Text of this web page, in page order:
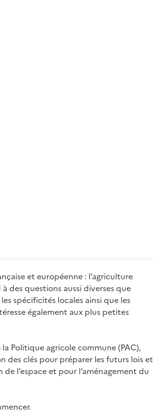
et européenne : l’agriculture
des questions aussi diverses que
spécificités locales ainsi que les
également aux plus petites
Politique agricole commune (PAC),
des clés pour préparer les futurs lois et
l’espace et pour l’aménagement du